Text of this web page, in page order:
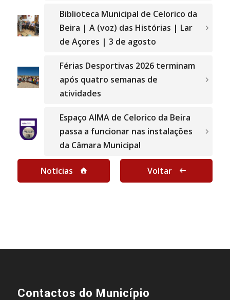
Biblioteca Municipal de Celorico da
Beira | A (voz) das Histórias | Lar
de Açores | 3 de agosto
Férias Desportivas 2026 terminam
após quatro semanas de
atividades
Espaço AIMA de Celorico da Beira
passa a funcionar nas instalações
da Câmara Municipal
Notícias Voltar
Contactos do Município